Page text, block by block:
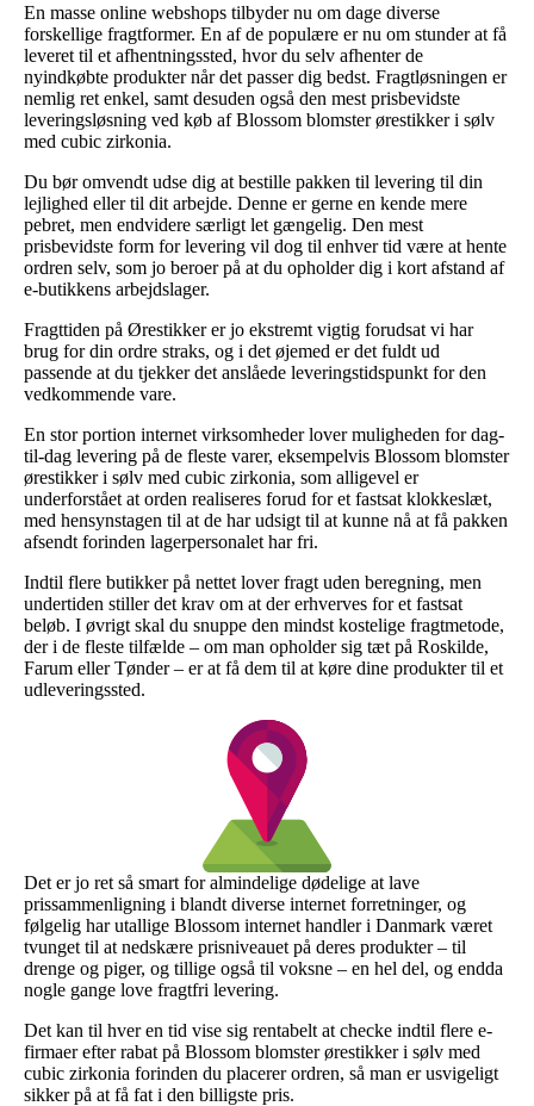
En masse online webshops tilbyder nu om dage diverse
forskellige fragtformer. En af de populære er nu om stunder at få
leveret til et afhentningssted, hvor du selv afhenter de
nyindkøbte produkter når det passer dig bedst. Fragtløsningen er
nemlig ret enkel, samt desuden også den mest prisbevidste
leveringsløsning ved køb af Blossom blomster ørestikker i sølv
med cubic zirkonia.
Du bør omvendt udse dig at bestille pakken til levering til din
lejlighed eller til dit arbejde. Denne er gerne en kende mere
pebret, men endvidere særligt let gængelig. Den mest
prisbevidste form for levering vil dog til enhver tid være at hente
ordren selv, som jo beroer på at du opholder dig i kort afstand af
e-butikkens arbejdslager.
Fragttiden på Ørestikker er jo ekstremt vigtig forudsat vi har
brug for din ordre straks, og i det øjemed er det fuldt ud
passende at du tjekker det anslåede leveringstidspunkt for den
vedkommende vare.
En stor portion internet virksomheder lover muligheden for dag-
til-dag levering på de fleste varer, eksempelvis Blossom blomster
ørestikker i sølv med cubic zirkonia, som alligevel er
underforstået at orden realiseres forud for et fastsat klokkeslæt,
med hensynstagen til at de har udsigt til at kunne nå at få pakken
afsendt forinden lagerpersonalet har fri.
Indtil flere butikker på nettet lover fragt uden beregning, men
undertiden stiller det krav om at der erhverves for et fastsat
beløb. I øvrigt skal du snuppe den mindst kostelige fragtmetode,
der i de fleste tilfælde – om man opholder sig tæt på Roskilde,
Farum eller Tønder – er at få dem til at køre dine produkter til et
udleveringssted.
Det er jo ret så smart for almindelige dødelige at lave
prissammenligning i blandt diverse internet forretninger, og
følgelig har utallige Blossom internet handler i Danmark været
tvunget til at nedskære prisniveauet på deres produkter – til
drenge og piger, og tillige også til voksne – en hel del, og endda
nogle gange love fragtfri levering.
Det kan til hver en tid vise sig rentabelt at checke indtil flere e-
firmaer efter rabat på Blossom blomster ørestikker i sølv med
cubic zirkonia forinden du placerer ordren, så man er usvigeligt
sikker på at få fat i den billigste pris.